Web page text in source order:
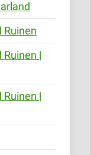
Ruinen
Ruinen |
Ruinen |